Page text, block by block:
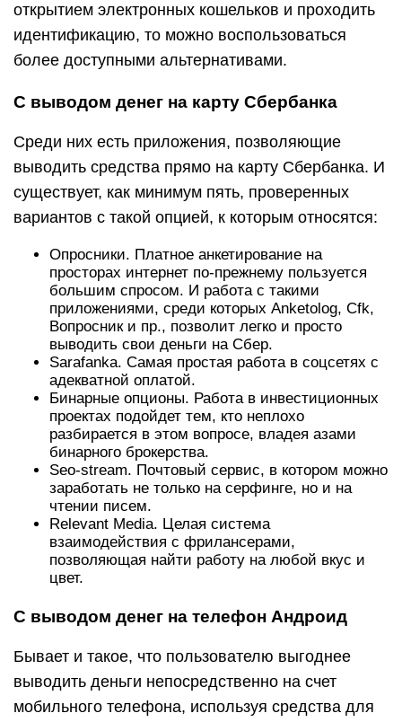
открытием электронных кошельков и проходить
идентификацию, то можно воспользоваться
более доступными альтернативами.
С выводом денег на карту Сбербанка
Среди них есть приложения, позволяющие
выводить средства прямо на карту Сбербанка. И
существует, как минимум пять, проверенных
вариантов с такой опцией, к которым относятся:
Опросники. Платное анкетирование на
просторах интернет по-прежнему пользуется
большим спросом. И работа с такими
приложениями, среди которых Anketolog, Cfk,
Вопросник и пр., позволит легко и просто
выводить свои деньги на Сбер.
Sarafanka. Самая простая работа в соцсетях с
адекватной оплатой.
Бинарные опционы. Работа в инвестиционных
проектах подойдет тем, кто неплохо
разбирается в этом вопросе, владея азами
бинарного брокерства.
Seo-stream. Почтовый сервис, в котором можно
заработать не только на серфинге, но и на
чтении писем.
Relevant Media. Целая система
взаимодействия с фрилансерами,
позволяющая найти работу на любой вкус и
цвет.
С выводом денег на телефон Андроид
Бывает и такое, что пользователю выгоднее
выводить деньги непосредственно на счет
мобильного телефона, используя средства для